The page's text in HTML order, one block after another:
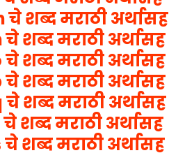
चे शब्द मराठी अर्थासह
चे शब्द मराठी अर्थासह
चे शब्द मराठी अर्थासह
चे शब्द मराठी अर्थासह
चे शब्द मराठी अर्थासह
चे शब्द मराठी अर्थासह
चे शब्द मराठी अर्थासह